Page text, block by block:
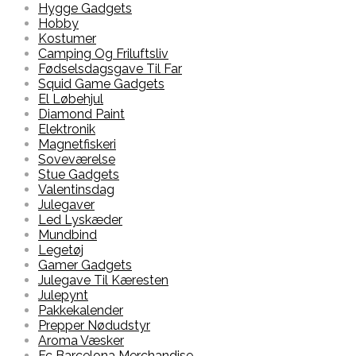
Hygge Gadgets
Hobby
Kostumer
Camping Og Friluftsliv
Fødselsdagsgave Til Far
Squid Game Gadgets
El Løbehjul
Diamond Paint
Elektronik
Magnetfiskeri
Soveværelse
Stue Gadgets
Valentinsdag
Julegaver
Led Lyskæder
Mundbind
Legetøj
Gamer Gadgets
Julegave Til Kæresten
Julepynt
Pakkekalender
Prepper Nødudstyr
Aroma Væsker